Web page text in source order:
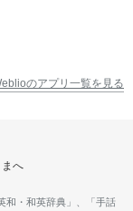
のアプリ一覧を見る
へ
和・和英辞典」、「手話